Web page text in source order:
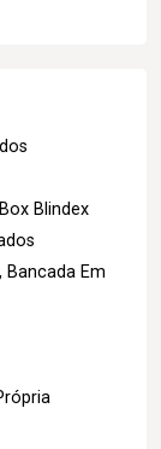
Blindex
Bancada Em